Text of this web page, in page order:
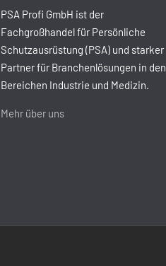
PSA Profi GmbH ist der
Fachgroßhandel für Persönliche
Schutzausrüstung (PSA) und starker
Partner für Branchenlösungen in den
Bereichen Industrie und Medizin.
Mehr über uns